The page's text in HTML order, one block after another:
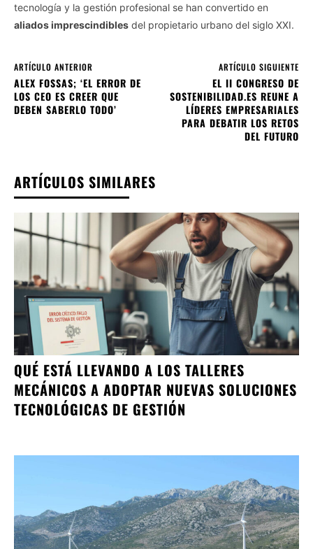
tecnología y la gestión profesional se han convertido en
aliados imprescindibles del propietario urbano del siglo XXI.
ARTÍCULO ANTERIOR
ALEX FOSSAS; ‘EL ERROR DE
LOS CEO ES CREER QUE
DEBEN SABERLO TODO’
ARTÍCULO SIGUIENTE
EL II CONGRESO DE
SOSTENIBILIDAD.ES REUNE A
LÍDERES EMPRESARIALES
PARA DEBATIR LOS RETOS
DEL FUTURO
ARTÍCULOS SIMILARES
QUÉ ESTÁ LLEVANDO A LOS TALLERES
MECÁNICOS A ADOPTAR NUEVAS SOLUCIONES
TECNOLÓGICAS DE GESTIÓN